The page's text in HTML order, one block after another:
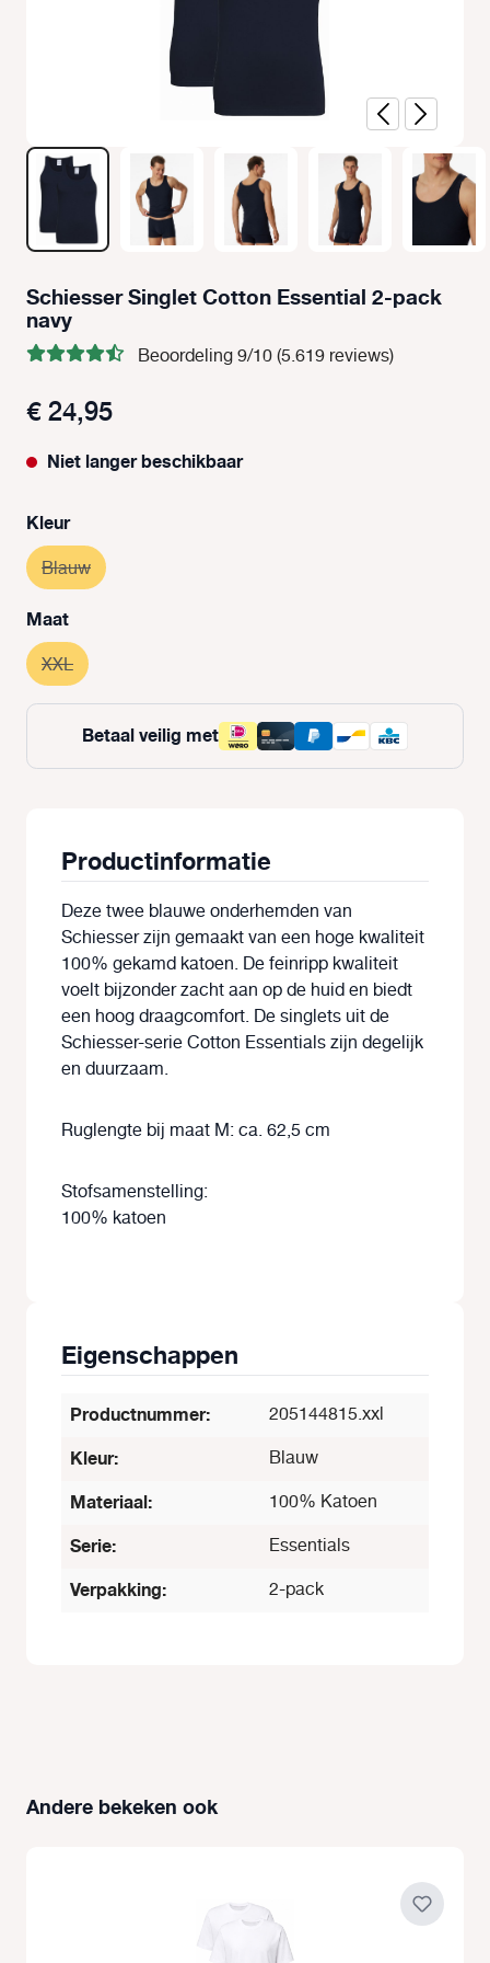
Schiesser Singlet Cotton Essential 2-pack
navy
Beoordeling 9/10 (5.619 reviews)
€ 24,95
Niet langer beschikbaar
Selecteer
Kleur
Blauw(Deze optie is momenteel niet beschikbaar.)
Selecteer
Maat
XXL(Deze optie is momenteel niet beschikbaar.)
Betaal veilig met
Productinformatie
Deze twee blauwe onderhemden van
Schiesser zijn gemaakt van een hoge kwaliteit
100% gekamd katoen. De feinripp kwaliteit
voelt bijzonder zacht aan op de huid en biedt
een hoog draagcomfort. De singlets uit de
Schiesser-serie Cotton Essentials zijn degelijk
en duurzaam.
Ruglengte bij maat M: ca. 62,5 cm
Stofsamenstelling:
100% katoen
Eigenschappen
Productnummer: 205144815.xxl
Kleur: Blauw
Materiaal: 100% Katoen
Serie: Essentials
Verpakking: 2-pack
Productgalerij overslaan
Andere bekeken ook